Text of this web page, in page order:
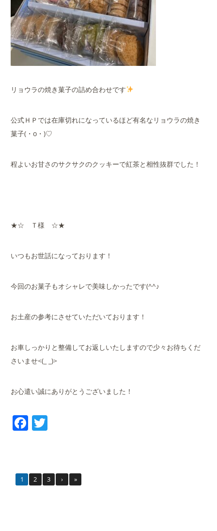
リョウラの焼き菓子の詰め合わせです
公式ＨＰでは在庫切れになっているほど有名なリョウラの焼き
菓子(・o・)♡
程よいお甘さのサクサクのクッキーで紅茶と相性抜群でした！
★☆ Ｔ様 ☆★
いつもお世話になっております！
今回のお菓子もオシャレで美味しかったです(^^♪
お土産の参考にさせていただいております！
お車しっかりと整備してお返しいたしますので少々お待ちくだ
さいませ<(_ _)>
お心遣い誠にありがとうございました！
Facebook
1 2 3 › »